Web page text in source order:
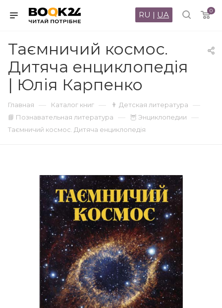
0
RU | UA
Таємничий космос.
Дитяча енциклопедія
| Юлія Карпенко
Главная — Каталог книг — 👨 Детская литература —
📘 Познавательная литература — 🦉 Энциклопедии —
Таємничий космос. Дитяча енциклопедія